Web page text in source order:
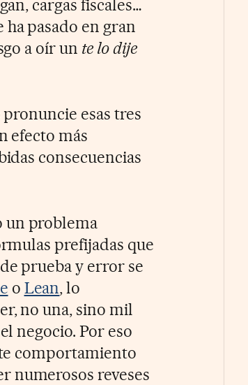
cargas fiscales…
pasado en gran
a oír un te lo dije
esas tres
efecto más
consecuencias
un problema
prefijadas que
prueba y error se
o Lean, lo
no una, sino mil
negocio. Por eso
comportamiento
numerosos reveses